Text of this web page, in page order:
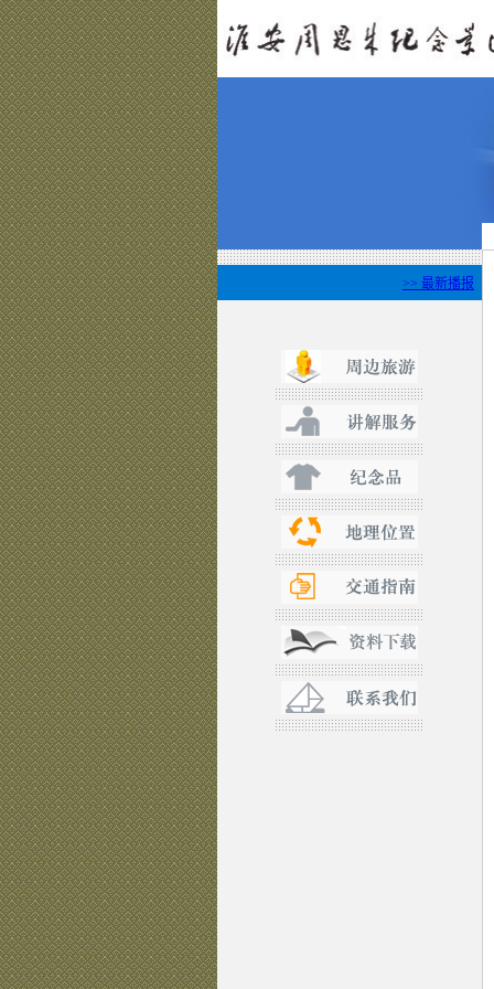
>> 最新播报